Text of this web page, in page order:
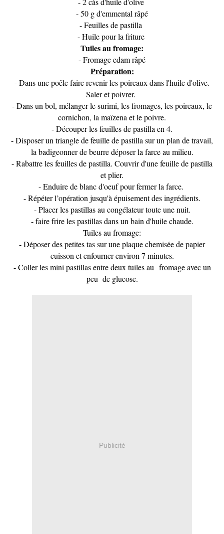
- 50 g d'emmental râpé
- Feuilles de pastilla
- Huile pour la friture
Tuiles au fromage:
- Fromage edam râpé
Préparation:
- Dans une poêle faire revenir les poireaux dans l'huile d'olive.
Saler et poivrer.
- Dans un bol, mélanger le surimi, les fromages, les poireaux, le
cornichon, la maïzena et le poivre.
- Découper les feuilles de pastilla en 4.
- Disposer un triangle de feuille de pastilla sur un plan de travail,
la badigeonner de beurre déposer la farce au milieu.
- Rabattre les feuilles de pastilla. Couvrir d'une feuille de pastilla
et plier.
- Enduire de blanc d'oeuf pour fermer la farce.
- Répéter l’opération jusqu'à épuisement des ingrédients.
- Placer les pastillas au congélateur toute une nuit.
- faire frire les pastillas dans un bain d'huile chaude.
Tuiles au fromage:
- Déposer des petites tas sur une plaque chemisée de papier
cuisson et enfourner environ 7 minutes.
- Coller les mini pastillas entre deux tuiles au fromage avec un
peu de glucose.
Publicité